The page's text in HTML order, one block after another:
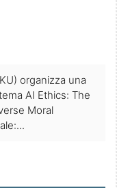
organizza una
AI Ethics: The
Moral